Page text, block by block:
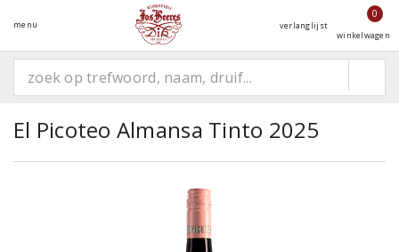
menu verlanglijst
0
winkelwagen
El Picoteo Almansa Tinto 2025